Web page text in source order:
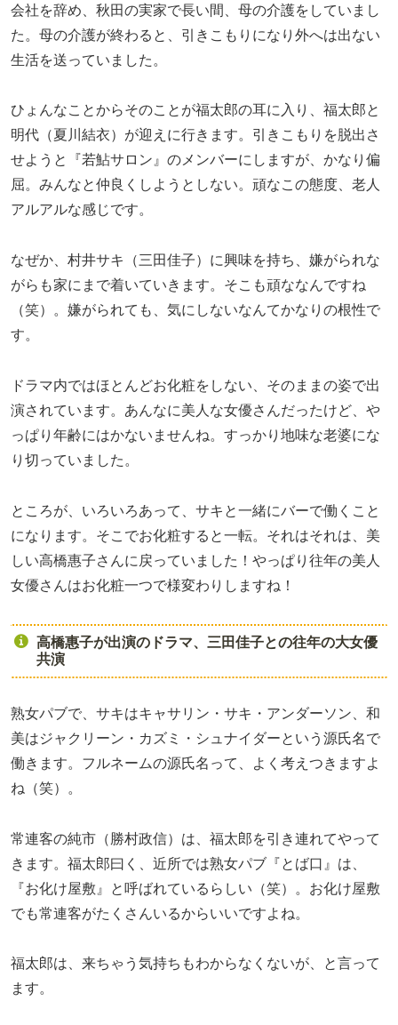
会社を辞め、秋田の実家で長い間、母の介護をしていまし
た。母の介護が終わると、引きこもりになり外へは出ない
生活を送っていました。
ひょんなことからそのことが福太郎の耳に入り、福太郎と
明代（夏川結衣）が迎えに行きます。引きこもりを脱出さ
せようと『若鮎サロン』のメンバーにしますが、かなり偏
屈。みんなと仲良くしようとしない。頑なこの態度、老人
アルアルな感じです。
なぜか、村井サキ（三田佳子）に興味を持ち、嫌がられな
がらも家にまで着いていきます。そこも頑ななんですね
（笑）。嫌がられても、気にしないなんてかなりの根性で
す。
ドラマ内ではほとんどお化粧をしない、そのままの姿で出
演されています。あんなに美人な女優さんだったけど、や
っぱり年齢にはかないませんね。すっかり地味な老婆にな
り切っていました。
ところが、いろいろあって、サキと一緒にバーで働くこと
になります。そこでお化粧すると一転。それはそれは、美
しい高橋惠子さんに戻っていました！やっぱり往年の美人
女優さんはお化粧一つで様変わりしますね！
高橋惠子が出演のドラマ、三田佳子との往年の大女優
共演
熟女パブで、サキはキャサリン・サキ・アンダーソン、和
美はジャクリーン・カズミ・シュナイダーという源氏名で
働きます。フルネームの源氏名って、よく考えつきますよ
ね（笑）。
常連客の純市（勝村政信）は、福太郎を引き連れてやって
きます。福太郎曰く、近所では熟女パブ『とば口』は、
『お化け屋敷』と呼ばれているらしい（笑）。お化け屋敷
でも常連客がたくさんいるからいいですよね。
福太郎は、来ちゃう気持ちもわからなくないが、と言って
ます。